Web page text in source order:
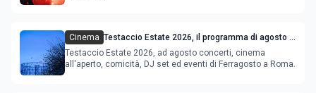
Cinema Testaccio Estate 2026, il programma di agosto e
Ferragosto
Testaccio Estate 2026, ad agosto concerti, cinema
all'aperto, comicità, DJ set ed eventi di Ferragosto a Roma.